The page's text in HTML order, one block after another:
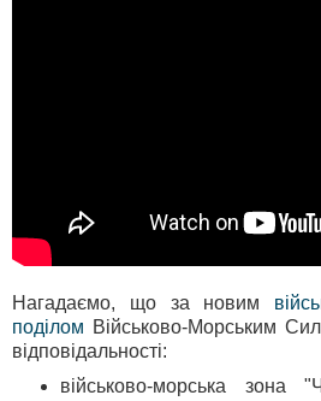
Нагадаємо, що за новим
поділом Військово-Морським
відповідальності:
військово-морська зона